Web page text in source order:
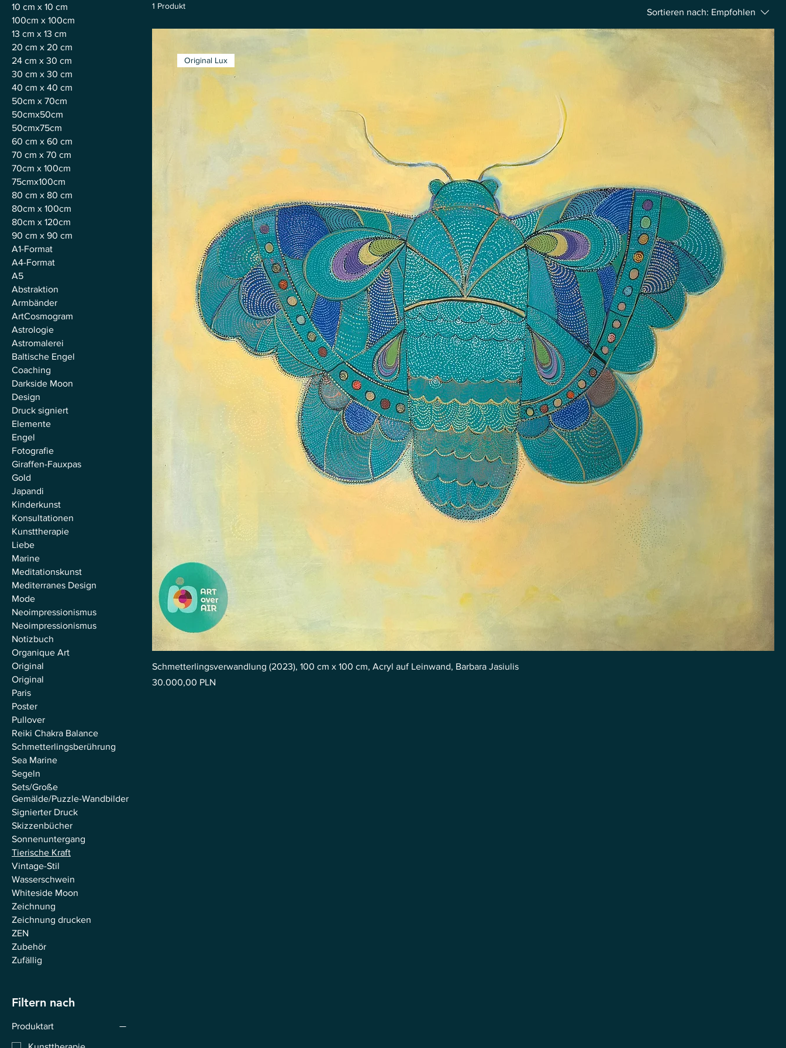
10 cm x 10 cm
100cm x 100cm
13 cm x 13 cm
20 cm x 20 cm
24 cm x 30 cm
30 cm x 30 cm
40 cm x 40 cm
50cm x 70cm
50cmx50cm
50cmx75cm
60 cm x 60 cm
70 cm x 70 cm
70cm x 100cm
75cmx100cm
80 cm x 80 cm
80cm x 100cm
80cm x 120cm
90 cm x 90 cm
A1-Format
A4-Format
A5
Abstraktion
Armbänder
ArtCosmogram
Astrologie
Astromalerei
Baltische Engel
Coaching
Darkside Moon
Design
Druck signiert
Elemente
Engel
Fotografie
Giraffen-Fauxpas
Gold
Japandi
Kinderkunst
Konsultationen
Kunsttherapie
Liebe
Marine
Meditationskunst
Mediterranes Design
Mode
Neoimpressionismus
Neoimpressionismus
Notizbuch
Organique Art
Original
Original
Paris
Poster
Pullover
Reiki Chakra Balance
Schmetterlingsberührung
Sea Marine
Segeln
Sets/Große
Gemälde/Puzzle-Wandbilder
Signierter Druck
Skizzenbücher
Sonnenuntergang
Tierische Kraft
Vintage-Stil
Wasserschwein
Whiteside Moon
Zeichnung
Zeichnung drucken
ZEN
Zubehör
Zufällig
Filtern nach
Produktart
1 Produkt
Sortieren nach: Empfohlen
Original Lux
Schmetterlingsverwandlung (2023), 100 cm x 100 cm, Acryl auf Leinwand, Barbara Jasiulis
Preis
30.000,00 PLN